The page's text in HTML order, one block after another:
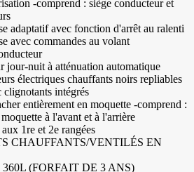
-comprend : siège conducteur et
adaptatif avec fonction d'arrêt au ralenti
avec commandes au volant
jour-nuit à atténuation automatique
électriques chauffants noirs repliables
clignotants intégrés
entièrement en moquette -comprend :
à l'avant et à l'arrière
1re et 2e rangées
CHAUFFANTS/VENTILÉS EN
(FORFAIT DE 3 ANS)